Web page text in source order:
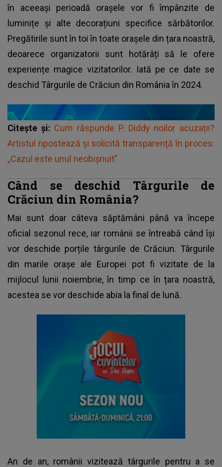
în aceeași perioadă orașele vor fi împânzite de
luminițe și alte decorațiuni specifice sărbătorilor.
Pregătirile sunt în toi în toate orașele din țara noastră,
deoarece organizatorii sunt hotărâți să le ofere
experiențe magice vizitatorilor. Iată pe ce date se
deschid Târgurile de Crăciun din România în 2024.
Citește și: Cum răspunde P. Diddy noilor acuzații?
Artistul ripostează și solicită transparență în proces:
„Cazul este unul neobișnuit”
Când se deschid Târgurile de
Crăciun din România?
Mai sunt doar câteva săptămâni până va începe
oficial sezonul rece, iar românii se întreabă când își
vor deschide porțile târgurile de Crăciun. Târgurile
din marile orașe ale Europei pot fi vizitate de la
mijlocul lunii noiembrie, în timp ce în țara noastră,
acestea se vor deschide abia la final de lună.
An de an, românii vizitează târgurile pentru a se